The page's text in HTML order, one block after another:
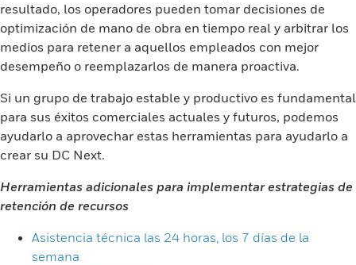
resultado, los operadores pueden tomar decisiones de
optimización de mano de obra en tiempo real y arbitrar los
medios para retener a aquellos empleados con mejor
desempeño o reemplazarlos de manera proactiva.
Si un grupo de trabajo estable y productivo es fundamental
para sus éxitos comerciales actuales y futuros, podemos
ayudarlo a aprovechar estas herramientas para ayudarlo a
crear su DC Next.
Herramientas adicionales para implementar estrategias de
retención de recursos
Asistencia técnica las 24 horas, los 7 días de la
semana